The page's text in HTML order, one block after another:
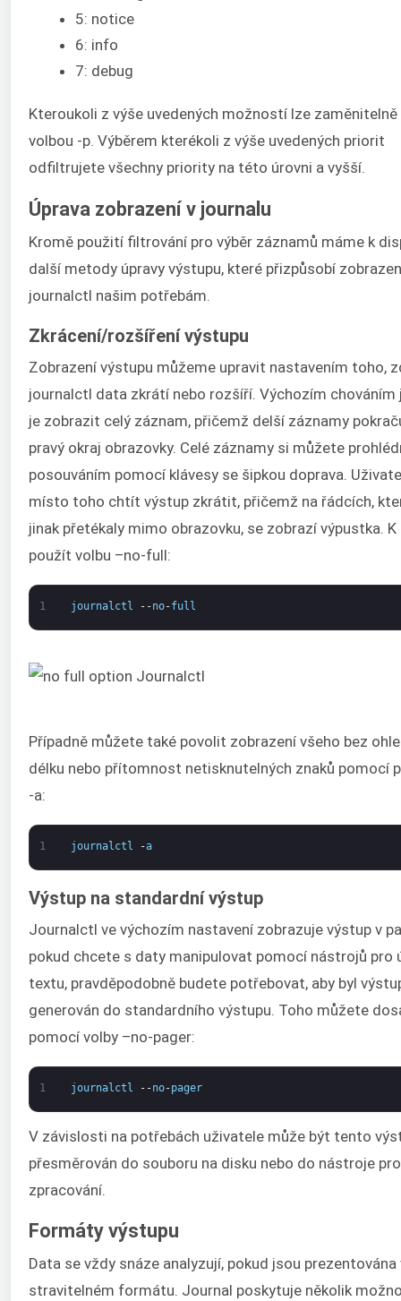
5: notice
6: info
7: debug
Kteroukoli z výše uvedených možností lze
volbou -p. Výběrem kterékoli z výše uvedených priorit
odfiltrujete všechny priority na této úrovni a vyšší.
Úprava zobrazení v journalu
Kromě použití filtrování pro výběr záznamů máme k
další metody úpravy výstupu, které přizpůsobí
journalctl našim potřebám.
Zkrácení/rozšíření výstupu
Zobrazení výstupu můžeme upravit nastavením toho,
journalctl data zkrátí nebo rozšíří. Výchozím
je zobrazit celý záznam, přičemž delší záznamy
pravý okraj obrazovky. Celé záznamy si můžete
posouváním pomocí klávesy se šipkou doprava.
místo toho chtít výstup zkrátit, přičemž na řádcích,
jinak přetékaly mimo obrazovku, se zobrazí výpustka.
použít volbu –no-full:
1 journalctl --no-full
Případně můžete také povolit zobrazení všeho bez
délku nebo přítomnost netisknutelných znaků pomocí
-a:
1 journalctl -a
Výstup na standardní výstup
Journalctl ve výchozím nastavení zobrazuje výstup v
pokud chcete s daty manipulovat pomocí nástrojů pro
textu, pravděpodobně budete potřebovat, aby byl
generován do standardního výstupu. Toho můžete
pomocí volby –no-pager:
1 journalctl --no-pager
V závislosti na potřebách uživatele může být tento
přesměrován do souboru na disku nebo do nástroje pro
zpracování.
Formáty výstupu
Data se vždy snáze analyzují, pokud jsou prezentována
stravitelném formátu. Journal poskytuje několik